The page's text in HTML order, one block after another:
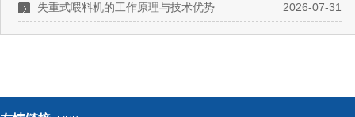
2026-07-31
失重式喂料机的工作原理与技术优势